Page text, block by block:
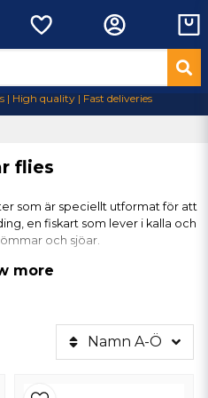
High quality | Fast deliveries
flies
som är speciellt utformat för att
en fiskart som lever i kalla och
och sjöar.
av en typisk
more
Namn A-Ö